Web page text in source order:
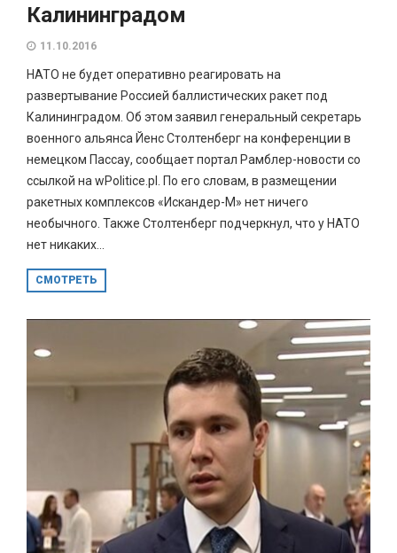
Калининградом
11.10.2016
НАТО не будет оперативно реагировать на
развертывание Россией баллистических ракет под
Калининградом. Об этом заявил генеральный секретарь
военного альянса Йенс Столтенберг на конференции в
немецком Пассау, сообщает портал Рамблер-новости со
ссылкой на wPolitice.pl. По его словам, в размещении
ракетных комплексов «Искандер-М» нет ничего
необычного. Также Столтенберг подчеркнул, что у НАТО
нет никаких...
СМОТРЕТЬ